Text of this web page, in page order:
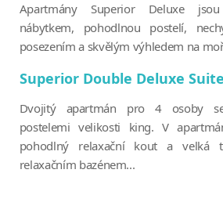
Apartmány Superior Deluxe
nábytkem, pohodlnou postelí,
posezením a skvělým výhledem na
Superior Double Deluxe Suite
Dvojitý apartmán pro 4 osoby
postelemi velikosti king. V
pohodlný relaxační kout a velká
relaxačním bazénem...